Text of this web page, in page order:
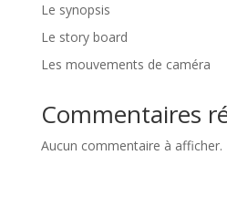
Le synopsis
Le story board
Les mouvements de caméra
Commentaires
Aucun commentaire à afficher.